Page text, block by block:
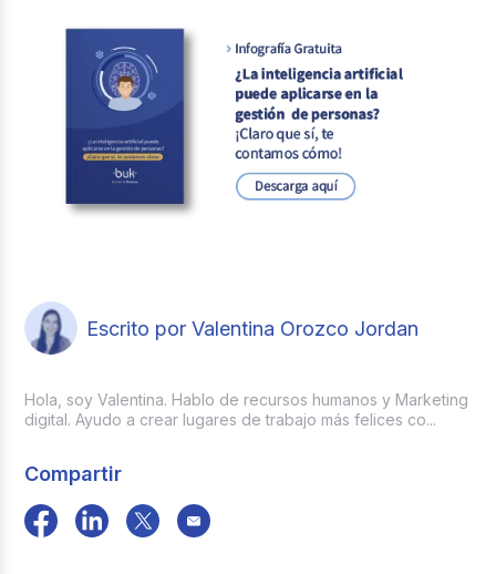
Escrito por Valentina Orozco Jordan
Hola, soy Valentina. Hablo de recursos humanos y Marketing
digital. Ayudo a crear lugares de trabajo más felices co...
Compartir